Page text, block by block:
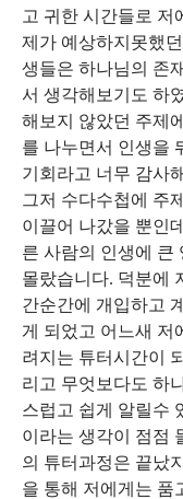
고 귀한 시간들로 저
제가 예상하지못했
생들은 하나님의 존
서 생각해보기도 하
해보지 않았던 주제
를 나누면서 인생을
기회라고 너무 감사
그저 수다수첩에 주
이끌어 나갔을 뿐인
른 사람의 인생에 큰
몰랐습니다. 덕분에
간순간에 개입하고
게 되었고 어느새 저
려지는 튜터시간이
리고 무엇보다도 하
스럽고 쉽게 알릴수
이라는 생각이 점점
의 튜터과정은 끝났
을 통해 저에게는 품